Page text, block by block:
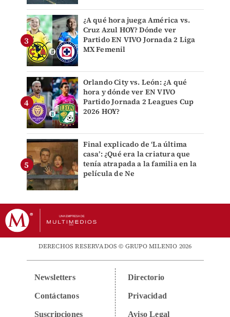
¿A qué hora juega América vs.
Cruz Azul HOY? Dónde ver
Partido EN VIVO Jornada 2 Liga
MX Femenil
Orlando City vs. León: ¿A qué
hora y dónde ver EN VIVO
Partido Jornada 2 Leagues Cup
2026 HOY?
Final explicado de ‘La última
casa’: ¿Qué era la criatura que
tenía atrapada a la familia en la
película de Ne
DERECHOS RESERVADOS © GRUPO MILENIO 2026
Newsletters
Contáctanos
Suscripciones
Directorio
Privacidad
Aviso Legal